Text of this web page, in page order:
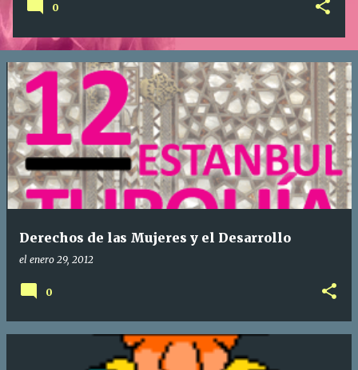
0
Derechos de las Mujeres y el Desarrollo
el enero 29, 2012
0